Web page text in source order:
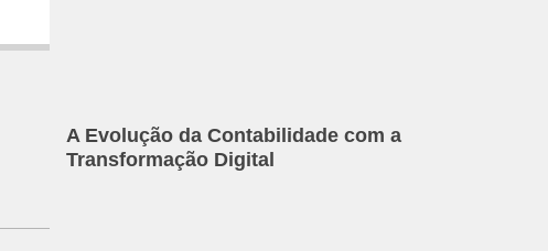
A Evolução da Contabilidade com a
Transformação Digital